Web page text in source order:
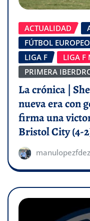
ACTUALIDAD
FÚTBOL EUROPEO
LIGA F
LIGA F
PRIMERA
La crónica |
nueva era con
firma una
Bristol City (4-
manulopezfdez